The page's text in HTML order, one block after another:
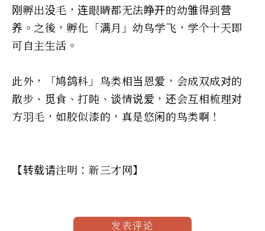
刚孵出没毛，连眼睛都无法睁开的幼雏得到营
养。之後，孵化「满月」幼鸟学飞，学个十天即
可自主生活。
此外，「鸠鸽科」鸟类相当恩爱，会成双成对的
散步、觅食、打盹、谈情说爱，还会互相梳理对
方羽毛，如胶似漆的，真是悠闲的鸟类啊！
【转载请注明：新三才网】
发表评论